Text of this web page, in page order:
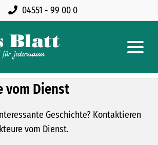
04551 - 99 00 0
vom Dienst
Geschichte? Kontaktieren
vom Dienst.